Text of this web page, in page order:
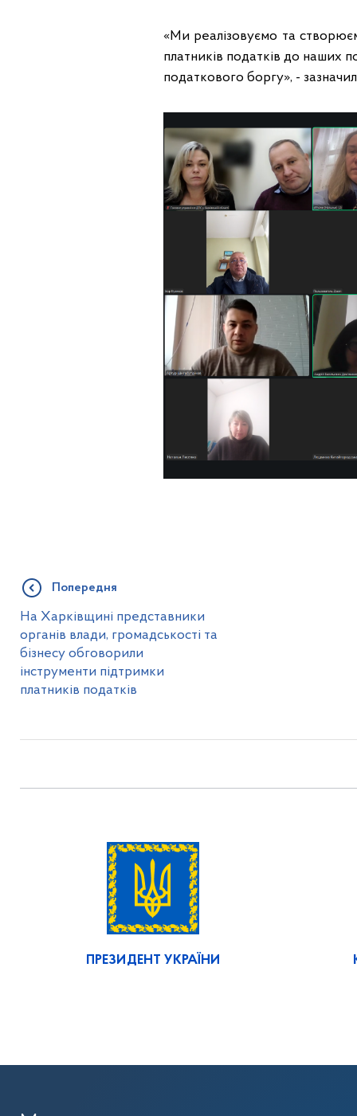
«Ми реалізовуємо та
платників податків до наших
податкового боргу», -
Попередня
На Харківщині представники
органів влади, громадськості та
бізнесу обговорили
інструменти підтримки
платників податків
ПРЕЗИДЕНТ УКРАЇНИ